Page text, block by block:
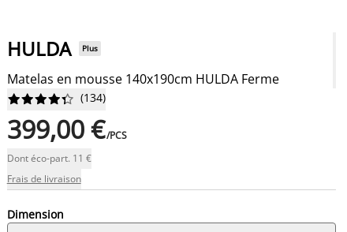
HULDA Plus
Matelas en mousse 140x190cm HULDA Ferme





 (134)
399,00 €/PCS
Dont éco-part. 11 €
Frais de livraison
Dimension